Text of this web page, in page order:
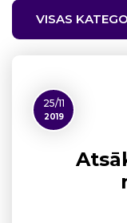
VISAS
25/11
2019